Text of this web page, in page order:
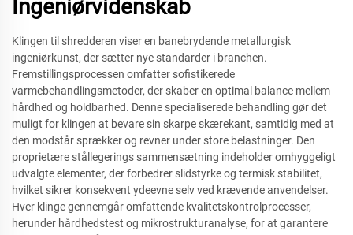
Ingeniørvidenskab
Klingen til shredderen viser en banebrydende metallurgisk
ingeniørkunst, der sætter nye standarder i branchen.
Fremstillingsprocessen omfatter sofistikerede
varmebehandlingsmetoder, der skaber en optimal balance mellem
hårdhed og holdbarhed. Denne specialiserede behandling gør det
muligt for klingen at bevare sin skarpe skærekant, samtidig med at
den modstår sprækker og revner under store belastninger. Den
proprietære stållegerings sammensætning indeholder omhyggeligt
udvalgte elementer, der forbedrer slidstyrke og termisk stabilitet,
hvilket sikrer konsekvent ydeevne selv ved krævende anvendelser.
Hver klinge gennemgår omfattende kvalitetskontrolprocesser,
herunder hårdhedstest og mikrostrukturanalyse, for at garantere